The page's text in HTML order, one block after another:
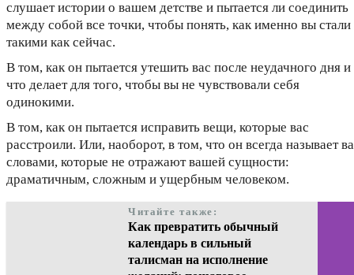
слушает истории о вашем детстве и пытается ли соединить
между собой все точки, чтобы понять, как именно вы стали
такими как сейчас.
В том, как он пытается утешить вас после неудачного дня и
что делает для того, чтобы вы не чувствовали себя
одинокими.
В том, как он пытается исправить вещи, которые вас
расстроили. Или, наоборот, в том, что он всегда называет
словами, которые не отражают вашей сущности:
драматичным, сложным и ущербным человеком.
Читайте также:
Как превратить обычный
календарь в сильный
талисман на исполнение